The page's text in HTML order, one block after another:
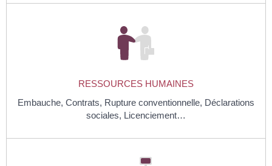
RESSOURCES HUMAINES
Embauche, Contrats, Rupture conventionnelle, Déclarations
sociales, Licenciement…